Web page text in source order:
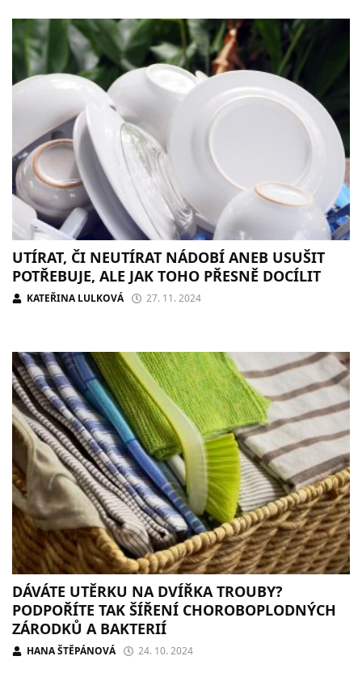
UTÍRAT, ČI NEUTÍRAT NÁDOBÍ ANEB USUŠIT
POTŘEBUJE, ALE JAK TOHO PŘESNĚ DOCÍLIT
KATEŘINA LULKOVÁ 27. 11. 2024
DÁVÁTE UTĚRKU NA DVÍŘKA TROUBY?
PODPOŘÍTE TAK ŠÍŘENÍ CHOROBOPLODNÝCH
ZÁRODKŮ A BAKTERIÍ
HANA ŠTĚPÁNOVÁ 24. 10. 2024